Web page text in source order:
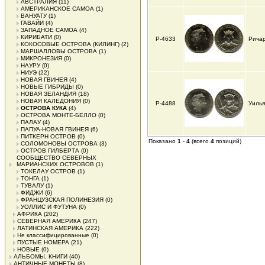
АВСТРАЛИЯ (11)
АМЕРИКАНСКОЕ САМОА (1)
ВАНУАТУ(1)
ГАВАЙИ (4)
ЗАПАДНОЕ САМОА (4)
КИРИБАТИ (0)
КОКОСОВЫЕ ОСТРОВА (КИЛИНГ) (2)
МАРШАЛЛОВЫ ОСТРОВА (1)
МИКРОНЕЗИЯ (0)
НАУРУ(0)
НИУЭ (22)
НОВАЯ ГВИНЕЯ (4)
НОВЫЕ ГИБРИДЫ (0)
НОВАЯ ЗЕЛАНДИЯ (18)
НОВАЯ КАЛЕДОНИЯ (0)
ОСТРОВА КУКА (4)
ОСТРОВА МОНТЕ-БЕЛЛО (0)
ПАЛАУ(4)
ПАПУА-НОВАЯ ГВИНЕЯ (6)
ПИТКЕРН ОСТРОВ (0)
СОЛОМОНОВЫ ОСТРОВА (3)
ОСТРОВ ГИЛБЕРТА (0)
СООБЩЕСТВО СЕВЕРНЫХ
МАРИАНСКИХ ОСТРОВОВ (1)
ТОКЕЛАУ ОСТРОВ (1)
ТОНГА (1)
ТУВАЛУ(1)
ФИДЖИ (6)
ФРАНЦУЗСКАЯ ПОЛИНЕЗИЯ (0)
УОЛЛИС И ФУТУНА (0)
АФРИКА (202)
СЕВЕРНАЯ АМЕРИКА (247)
ЛАТИНСКАЯ АМЕРИКА (222)
Не классифицированные (0)
ПУСТЫЕ НОМЕРА (21)
НОВЫЕ (0)
АЛЬБОМЫ, КНИГИ (40)
АНТИЧНЫЕ МОНЕТЫ (8)
Р-4633
Р-4488
Показано 1 - 4 (всего 4 позиций)